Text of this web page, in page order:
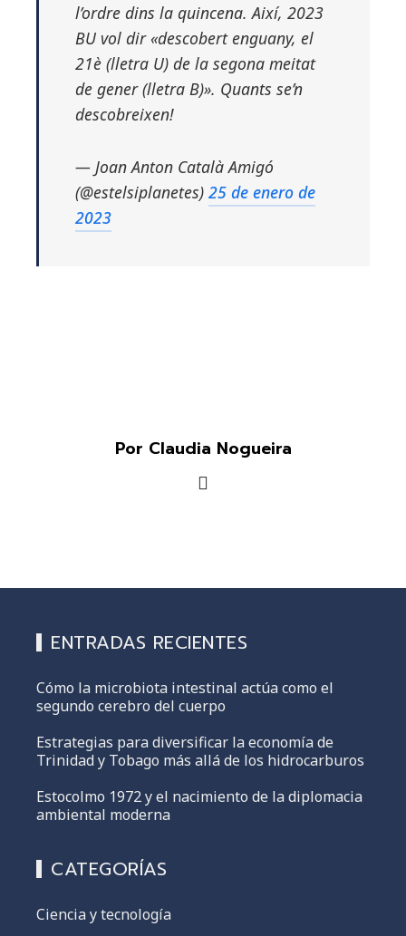
l’ordre dins la quincena. Així, 2023
BU vol dir «descobert enguany, el
21è (lletra U) de la segona meitat
de gener (lletra B)». Quants se’n
descobreixen!
— Joan Anton Català Amigó
(@estelsiplanetes) 25 de enero de
2023
Por Claudia Nogueira
ENTRADAS RECIENTES
Cómo la microbiota intestinal actúa como el
segundo cerebro del cuerpo
Estrategias para diversificar la economía de
Trinidad y Tobago más allá de los hidrocarburos
Estocolmo 1972 y el nacimiento de la diplomacia
ambiental moderna
CATEGORÍAS
Ciencia y tecnología